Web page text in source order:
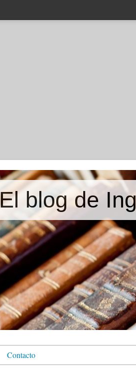
El blog de
Contacto